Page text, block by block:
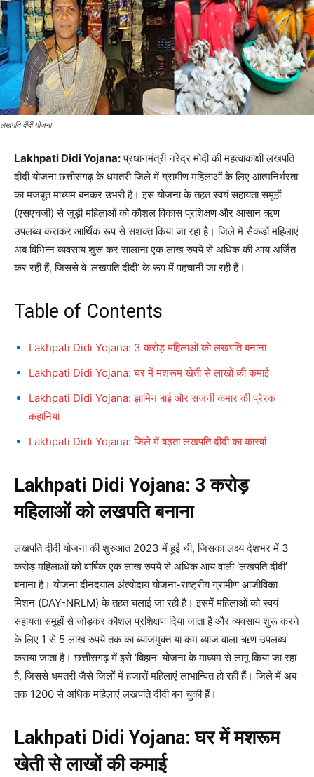
लखपति दीदी योजना
Lakhpati Didi Yojana:प्रधानमंत्री नरेंद्र मोदी की महत्वाकांक्षी लखपति
दीदी योजना छत्तीसगढ़ के धमतरी जिले में ग्रामीण महिलाओं के लिए आत्मनिर्भरता
का मजबूत माध्यम बनकर उभरी है। इस योजना के तहत स्वयं सहायता समूहों
(एसएचजी) से जुड़ी महिलाओं को कौशल विकास प्रशिक्षण और आसान ऋण
उपलब्ध कराकर आर्थिक रूप से सशक्त किया जा रहा है। जिले में सैकड़ों महिलाएं
अब विभिन्न व्यवसाय शुरू कर सालाना एक लाख रुपये से अधिक की आय अर्जित
कर रही हैं, जिससे वे ‘लखपति दीदी’ के रूप में पहचानी जा रही हैं।
Table of Contents
Lakhpati Didi Yojana: 3 करोड़ महिलाओं को लखपति बनाना
Lakhpati Didi Yojana: घर में मशरूम खेती से लाखों की कमाई
Lakhpati Didi Yojana: झामिन बाई और सजनी कमार की प्रेरक
कहानियां
Lakhpati Didi Yojana: जिले में बढ़ता लखपति दीदी का कारवां
Lakhpati Didi Yojana: 3 करोड़
महिलाओं को लखपति बनाना
लखपति दीदी योजना की शुरुआत 2023 में हुई थी, जिसका लक्ष्य देशभर में 3
करोड़ महिलाओं को वार्षिक एक लाख रुपये से अधिक आय वाली ‘लखपति दीदी’
बनाना है। योजना दीनदयाल अंत्योदाय योजना-राष्ट्रीय ग्रामीण आजीविका
मिशन (DAY-NRLM) के तहत चलाई जा रही है। इसमें महिलाओं को स्वयं
सहायता समूहों से जोड़कर कौशल प्रशिक्षण दिया जाता है और व्यवसाय शुरू करने
के लिए 1 से 5 लाख रुपये तक का ब्याजमुक्त या कम ब्याज वाला ऋण उपलब्ध
कराया जाता है। छत्तीसगढ़ में इसे ‘बिहान’ योजना के माध्यम से लागू किया जा रहा
है, जिससे धमतरी जैसे जिलों में हजारों महिलाएं लाभान्वित हो रही हैं। जिले में अब
तक 1200 से अधिक महिलाएं लखपति दीदी बन चुकी हैं।
Lakhpati Didi Yojana: घर में मशरूम
खेती से लाखों की कमाई